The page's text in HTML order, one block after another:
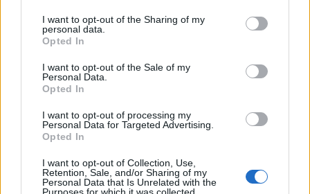
I want to opt-out of the Sharing of my
personal data.
Opted In
I want to opt-out of the Sale of my
Personal Data.
Opted In
I want to opt-out of processing my
Personal Data for Targeted Advertising.
Opted In
I want to opt-out of Collection, Use,
Retention, Sale, and/or Sharing of my
Personal Data that Is Unrelated with the
Purposes for which it was collected.
Sütibeállítások
Médiatér
Liget
Krónika